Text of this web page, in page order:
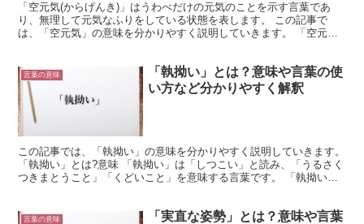
「空元気(からげんき)」はうわべだけの元気のことを示す言葉であ
り、無理して元気なふりをしている状態を表します。 この記事で
は、「空元気」の意味を分かりやすく説明していきます。 「空元
言葉の意味
「執拗い」とは？意味や言葉の使
い方など分かりやすく解釈
この記事では、「執拗い」の意味を分かりやすく説明していきます。
「執拗い」とは?意味 「執拗い」は「しつこい」と読み、「うるさく
つきまとうこと」「くどいこと」を意味する言葉です。 「執拗い」
言葉の意味
「実直な姿勢」とは？意味や言葉